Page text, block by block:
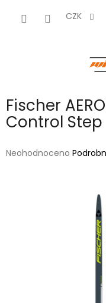
CZK
Fischer
Control Step
Průměrné
Neohodnoceno